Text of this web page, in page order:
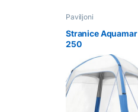
Paviljoni
Stranice Aquamar
250